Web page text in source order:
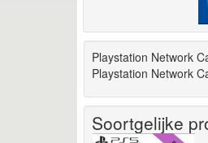
Playstation Network
Playstation Network
Soortgelijke